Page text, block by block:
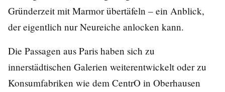
Gründerzeit mit Marmor übertäfeln – ein Anblick,
der eigentlich nur Neureiche anlocken kann.
Die Passagen aus Paris haben sich zu
innerstädtischen Galerien weiterentwickelt oder zu
Konsumfabriken wie dem CentrO in Oberhausen